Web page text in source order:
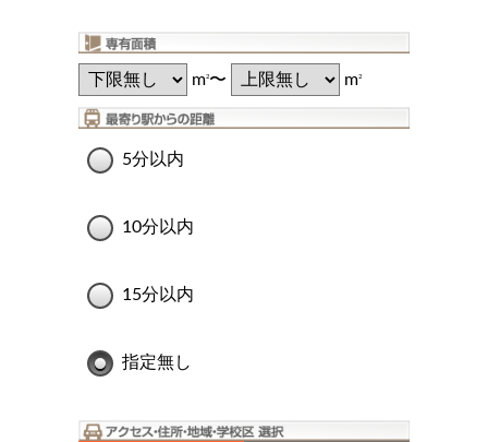
m2〜 m2
5分以内
10分以内
15分以内
指定無し